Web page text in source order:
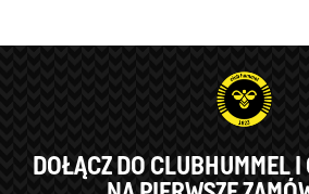
DOŁĄCZ DO CLUBHUMMEL I